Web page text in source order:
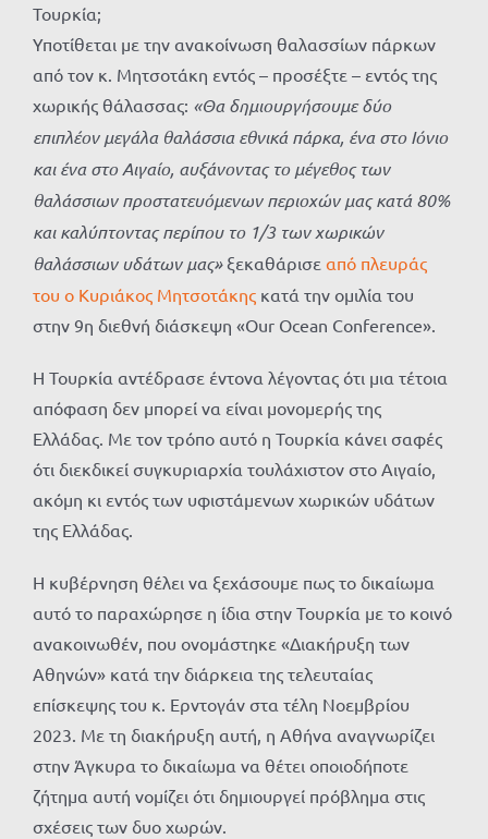
Τουρκία;
Υποτίθεται με την ανακοίνωση θαλασσίων πάρκων
από τον κ. Μητσοτάκη εντός – προσέξτε – εντός της
χωρικής θάλασσας: «Θα δημιουργήσουμε δύο
επιπλέον μεγάλα θαλάσσια εθνικά πάρκα, ένα στο Ιόνιο
και ένα στο Αιγαίο, αυξάνοντας το μέγεθος των
θαλάσσιων προστατευόμενων περιοχών μας κατά 80%
και καλύπτοντας περίπου το 1/3 των χωρικών
θαλάσσιων υδάτων μας»ξεκαθάρισε από πλευράς
του ο Κυριάκος Μητσοτάκης κατά την ομιλία του
στην 9η διεθνή διάσκεψη «Our Ocean Conference».
Η Τουρκία αντέδρασε έντονα λέγοντας ότι μια τέτοια
απόφαση δεν μπορεί να είναι μονομερής της
Ελλάδας. Με τον τρόπο αυτό η Τουρκία κάνει σαφές
ότι διεκδικεί συγκυριαρχία τουλάχιστον στο Αιγαίο,
ακόμη κι εντός των υφιστάμενων χωρικών υδάτων
της Ελλάδας.
Η κυβέρνηση θέλει να ξεχάσουμε πως το δικαίωμα
αυτό το παραχώρησε η ίδια στην Τουρκία με το κοινό
ανακοινωθέν, που ονομάστηκε «Διακήρυξη των
Αθηνών» κατά την διάρκεια της τελευταίας
επίσκεψης του κ. Ερντογάν στα τέλη Νοεμβρίου
2023. Με τη διακήρυξη αυτή, η Αθήνα αναγνωρίζει
στην Άγκυρα το δικαίωμα να θέτει οποιοδήποτε
ζήτημα αυτή νομίζει ότι δημιουργεί πρόβλημα στις
σχέσεις των δυο χωρών.